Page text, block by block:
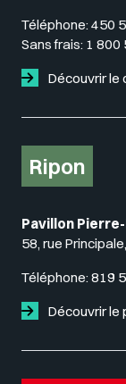
Téléphone: 450
Sans frais: 1 800
Découvrir le
Ripon
Pavillon
58, rue
Téléphone: 819
Découvrir le